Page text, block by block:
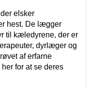
elsker
hest. De lægger
til kæledyrene, der er
dyrlæger og
af erfarne
for at se deres